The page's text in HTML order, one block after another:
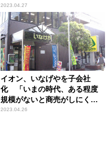
いかけっこ」辛坊治郎が苦言
2023.04.27
イオン、いなげやを子会社
化 「いまの時代、ある程度
規模がないと商売がしにく
い」辛坊治郎、進むスーパー
2023.04.26